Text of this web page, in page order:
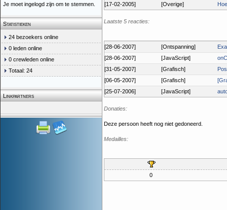
Je moet ingelogd zijn om te stemmen.
Statistieken
24 bezoekers online
0 leden online
0 crewleden online
Totaal: 24
Linkpartners
[17-02-2005]
[Overige]
Laatste 5 reacties:
[28-06-2007] [Ontspanning]
[28-06-2007]
[JavaScript]
[31-05-2007]
[Grafisch]
[06-05-2007]
[Grafisch]
[25-07-2006]
[JavaScript]
Donaties:
Deze persoon heeft nog niet gedoneerd.
Medailles:
0